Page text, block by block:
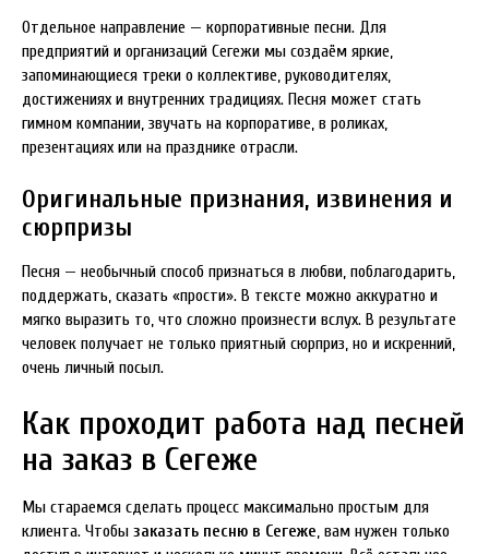
Отдельное направление — корпоративные песни. Для
предприятий и организаций Сегежи мы создаём яркие,
запоминающиеся треки о коллективе, руководителях,
достижениях и внутренних традициях. Песня может стать
гимном компании, звучать на корпоративе, в роликах,
презентациях или на празднике отрасли.
Оригинальные признания, извинения и
сюрпризы
Песня — необычный способ признаться в любви, поблагодарить,
поддержать, сказать «прости». В тексте можно аккуратно и
мягко выразить то, что сложно произнести вслух. В результате
человек получает не только приятный сюрприз, но и искренний,
очень личный посыл.
Как проходит работа над песней
на заказ в Сегеже
Мы стараемся сделать процесс максимально простым для
клиента. Чтобы заказать песню в Сегеже, вам нужен только